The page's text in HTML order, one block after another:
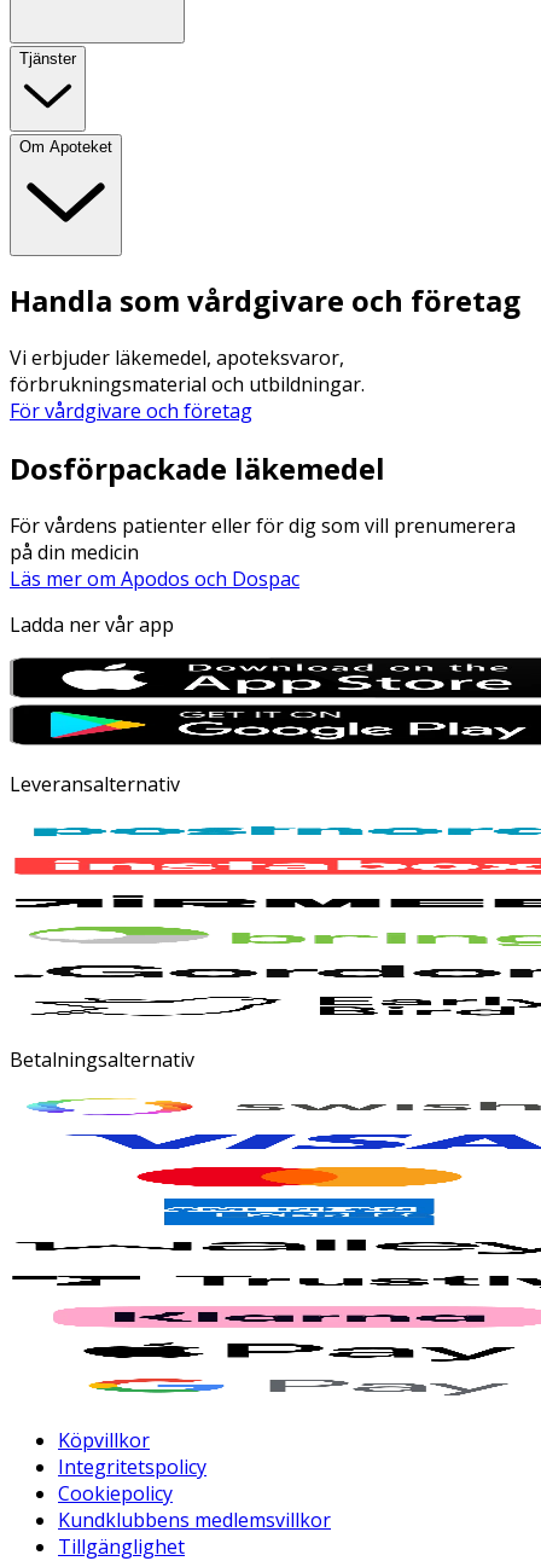
Tjänster
Om Apoteket
Handla som vårdgivare och företag
Vi erbjuder läkemedel, apoteksvaror,
förbrukningsmaterial och utbildningar.
För vårdgivare och företag
Dosförpackade läkemedel
För vårdens patienter eller för dig som vill prenumerera
på din medicin
Läs mer om Apodos och Dospac
Ladda ner vår app
Leveransalternativ
Betalningsalternativ
Köpvillkor
Integritetspolicy
Cookiepolicy
Kundklubbens medlemsvillkor
Tillgänglighet